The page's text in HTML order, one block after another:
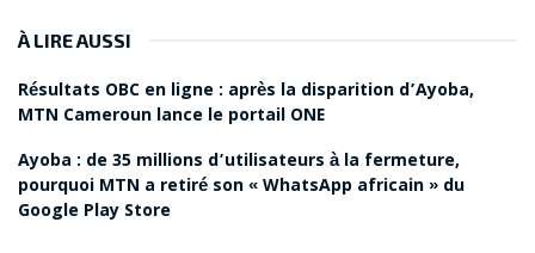
À LIRE AUSSI
Résultats OBC en ligne : après la disparition d’Ayoba,
MTN Cameroun lance le portail ONE
Ayoba : de 35 millions d’utilisateurs à la fermeture,
pourquoi MTN a retiré son « WhatsApp africain » du
Google Play Store